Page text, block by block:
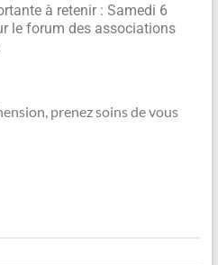
à retenir : Samedi 6
le forum des associations
prenez soins de vous